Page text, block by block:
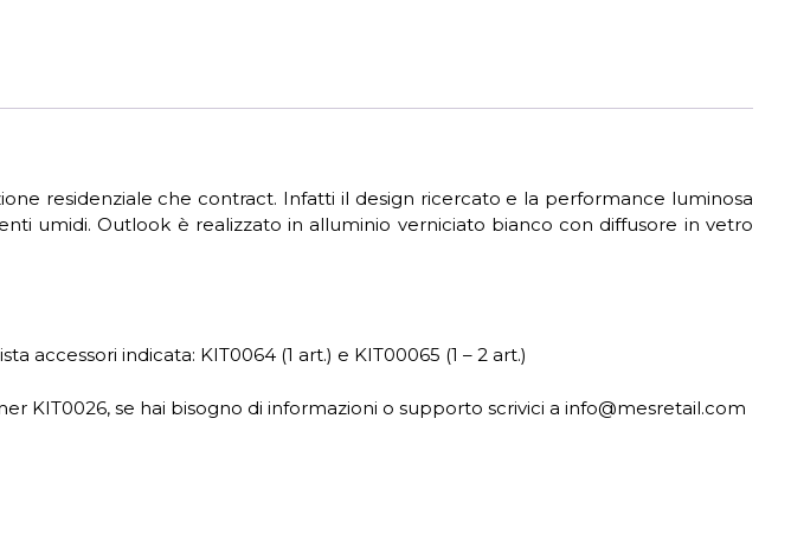
residenziale che contract. Infatti il design ricercato e la performance luminosa
umidi. Outlook è realizzato in alluminio verniciato bianco con diffusore in vetro
indicata: KIT0064 (1 art.) e KIT00065 (1 – 2 art.)
se hai bisogno di informazioni o supporto scrivici a info@mesretail.com